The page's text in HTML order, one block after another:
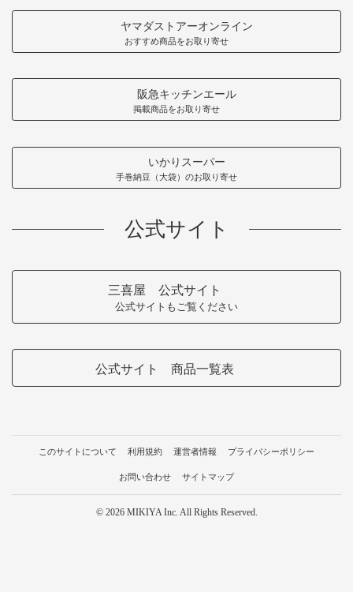
ヤマダストアーオンライン
おすすめ商品をお取り寄せ
阪急キッチンエール
掲載商品をお取り寄せ
いかりスーパー
手巻納豆（大袋）のお取り寄せ
公式サイト
三喜屋 公式サイト
公式サイトもご覧ください
公式サイト 商品一覧表
このサイトについて 利用規約 運営者情報 プライバシーポリシー
お問い合わせ サイトマップ
© 2026 MIKIYA Inc. All Rights Reserved.